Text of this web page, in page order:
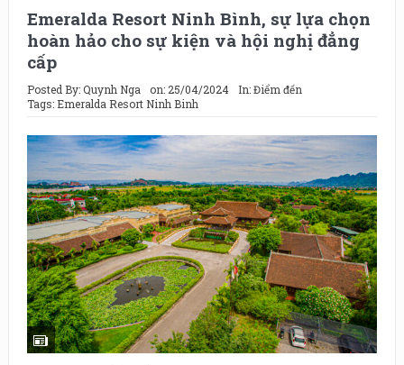
Emeralda Resort Ninh Bình, sự lựa chọn
hoàn hảo cho sự kiện và hội nghị đẳng
cấp
Posted By:Quynh Nga on: 25/04/2024 In:Điểm đến
Tags: Emeralda Resort Ninh Binh